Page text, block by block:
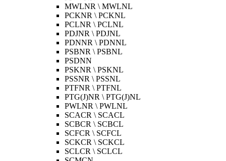
MWLNR \ MWLNL
PCKNR \ PCKNL
PCLNR \ PCLNL
PDJNR \ PDJNL
PDNNR \ PDNNL
PSBNR \ PSBNL
PSDNN
PSKNR \ PSKNL
PSSNR \ PSSNL
PTFNR \ PTFNL
PTG(J)NR \ PTG(J)NL
PWLNR \ PWLNL
SCACR \ SCACL
SCBCR \ SCBCL
SCFCR \ SCFCL
SCKCR \ SCKCL
SCLCR \ SCLCL